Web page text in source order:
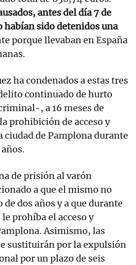
antes del día 7 de
habían sido detenidos una
porque llevaban en España
ha condenados a estas tres
continuado de hurto
, a 16 meses de
prohibición de acceso y
ciudad de Pamplona durante
de prisión al varón
a que el mismo no
dos años y a que durante
prohíba el acceso y
Asimismo, las
sustituirán por la expulsión
por un plazo de seis